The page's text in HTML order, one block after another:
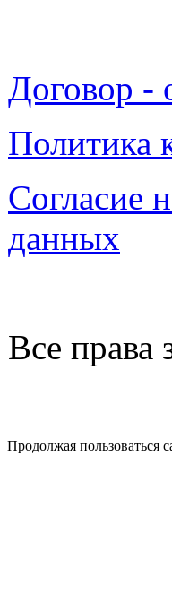
Договор -
Политика
Согласие
данных
Все права
Продолжая пользоваться